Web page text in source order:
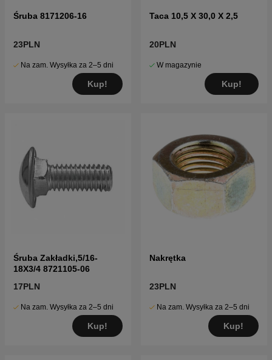
Śruba 8171206-16
23PLN
Na zam. Wysyłka za 2–5 dni
Kup!
Taca 10,5 X 30,0 X 2,5
20PLN
W magazynie
Kup!
Śruba Zakładki,5/16-
18X3/4 8721105-06
17PLN
Na zam. Wysyłka za 2–5 dni
Kup!
Nakrętka
23PLN
Na zam. Wysyłka za 2–5 dni
Kup!